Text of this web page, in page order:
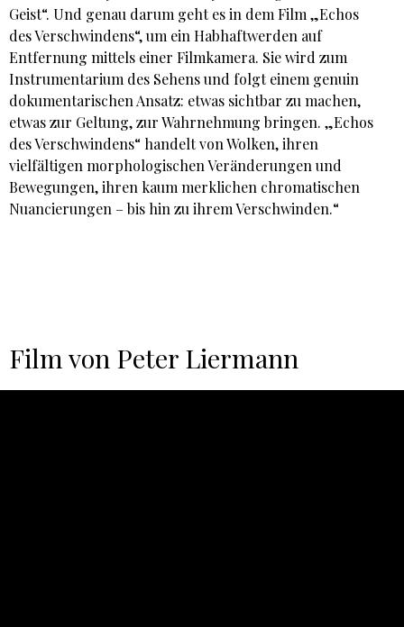
Geist“. Und genau darum geht es in dem Film „Echos
des Verschwindens“, um ein Habhaftwerden auf
Entfernung mittels einer Filmkamera. Sie wird zum
Instrumentarium des Sehens und folgt einem genuin
dokumentarischen Ansatz: etwas sichtbar zu machen,
etwas zur Geltung, zur Wahrnehmung bringen. „Echos
des Verschwindens“ handelt von Wolken, ihren
vielfältigen morphologischen Veränderungen und
Bewegungen, ihren kaum merklichen chromatischen
Nuancierungen – bis hin zu ihrem Verschwinden.“
Film von Peter Liermann